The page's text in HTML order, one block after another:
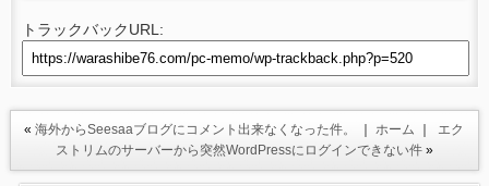
トラックバックURL:
«海外からSeesaaブログにコメント出来なくなった件。 ｜ ホーム ｜ エク
ストリムのサーバーから突然WordPressにログインできない件»